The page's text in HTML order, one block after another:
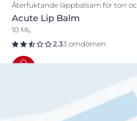
Återfuktande läppbalsam för torr
Acute Lip Balm
10 ML
2.33 omdömen